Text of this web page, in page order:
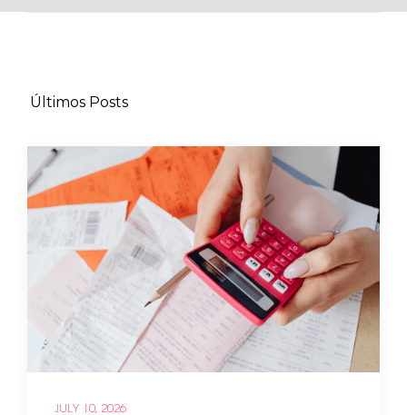
Últimos Posts
JULY 10, 2026